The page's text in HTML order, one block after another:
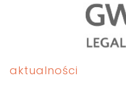
aktualności